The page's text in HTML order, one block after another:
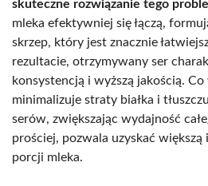
skuteczne rozwiązanie tego
mleka efektywniej się łączą,
skrzep, który jest znacznie
rezultacie, otrzymywany ser
konsystencją i wyższą jakością.
minimalizuje straty białka i
serów, zwiększając wydajność
prościej, pozwala uzyskać większą
porcji mleka.